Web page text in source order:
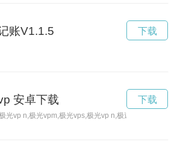
账V1.1.5 下载
安卓下载
光vp n,极光vpm,极光vps,极光vp n,极速vpv安卓,极光
下载